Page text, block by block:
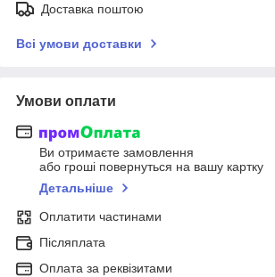
Доставка поштою
Всі умови доставки
Умови оплати
Ви отримаєте замовлення
або гроші повернуться на вашу картку
Детальніше
Оплатити частинами
Післяплата
Оплата за реквізитами